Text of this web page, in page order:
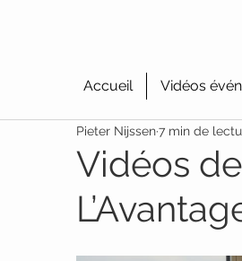
Accueil Vidéos
Vidéos
Pieter Nijssen7 min de